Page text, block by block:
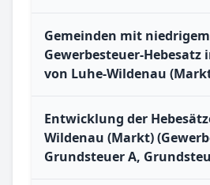
Gemeinden mit niedrigem
Gewerbesteuer-Hebesatz
von Luhe-Wildenau
Entwicklung der
Wildenau (Markt)
Grundsteuer A,